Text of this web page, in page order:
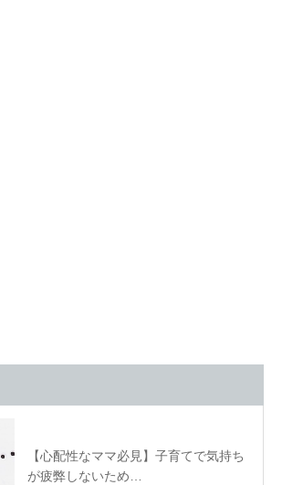
【心配性なママ必見】子育てで気持ち
が疲弊しないため…